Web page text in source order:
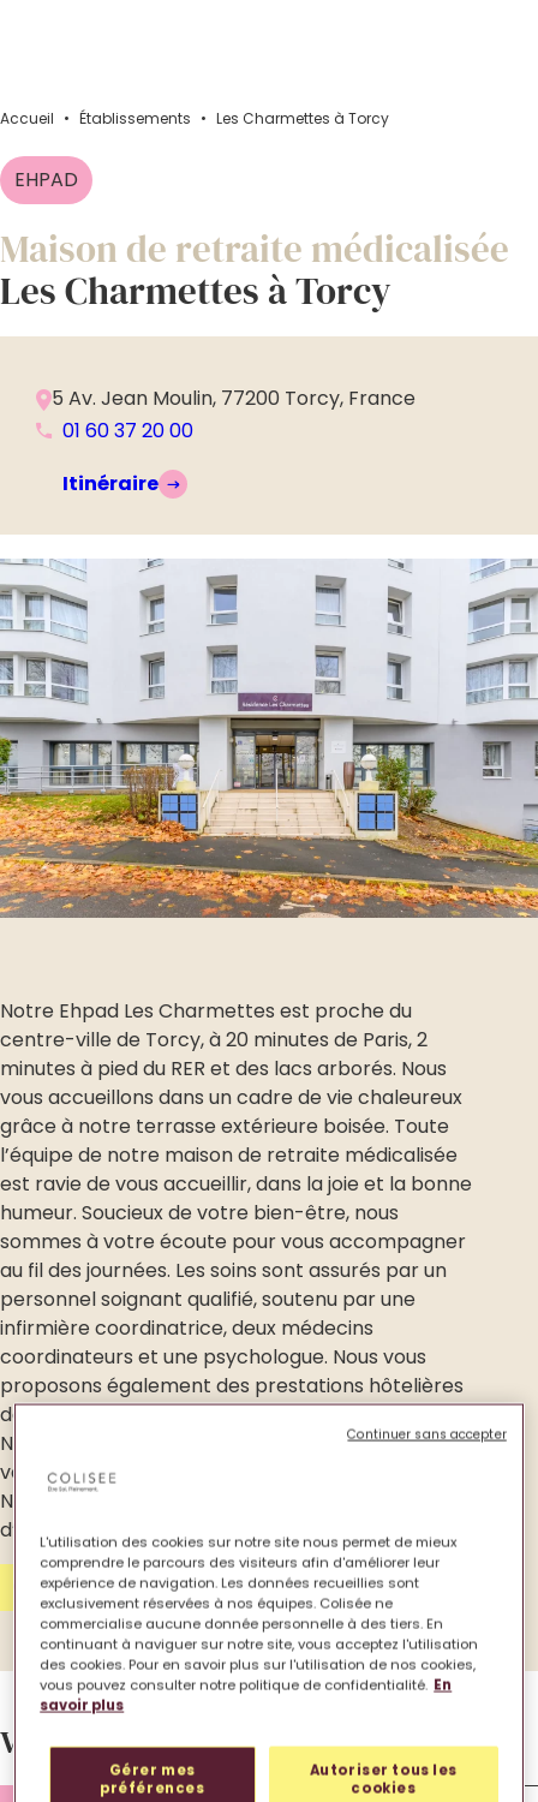
Accueil • Établissements • Les Charmettes à Torcy
EHPAD
Maison de retraite médicalisée
Les Charmettes à Torcy
5 Av. Jean Moulin, 77200 Torcy, France
01 60 37 20 00
Itinéraire
Notre Ehpad Les Charmettes est proche du
centre-ville de Torcy, à 20 minutes de Paris, 2
minutes à pied du RER et des lacs arborés. Nous
vous accueillons dans un cadre de vie chaleureux
grâce à notre terrasse extérieure boisée. Toute
l’équipe de notre maison de retraite médicalisée
est ravie de vous accueillir, dans la joie et la bonne
humeur. Soucieux de votre bien-être, nous
sommes à votre écoute pour vous accompagner
au fil des journées. Les soins sont assurés par un
personnel soignant qualifié, soutenu par une
infirmière coordinatrice, deux médecins
coordinateurs et une psychologue. Nous vous
proposons également des prestations hôtelières
de qualité, assurées par un personnel attentif.
Notre animatrice vous propose des activités
variées et adaptées tout au long de la semaine.
Notre devise : “des humains travaillant auprès
d’humains avec humanité”.
Contactez-nous
Votre EHPAD en images.
L'utilisation des cookies sur notre site nous permet de mieux
comprendre le parcours des visiteurs afin d'améliorer leur
expérience de navigation. Les données recueillies sont
exclusivement réservées à nos équipes. Colisée ne
commercialise aucune donnée personnelle à des tiers. En
continuant à naviguer sur notre site, vous acceptez l'utilisation
des cookies. Pour en savoir plus sur l'utilisation de nos cookies,
vous pouvez consulter notre politique de confidentialité. En
savoir plus
Gérer mes
préférences
Autoriser tous les
cookies
Continuer sans accepter